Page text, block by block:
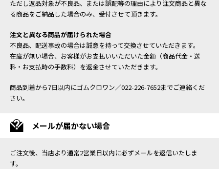
ただし返品対象が不良品、または誤配等の理由により注文商品と異な
る商品をご納品した場合のみ、受付させて頂きます。
注文と異なる商品が届けられた場合
不良品、配送事故の場合は誠意を持って交換させていただきます。
在庫が無い場合、お客様がお支払いいただいた金額（商品代金・送
料・お支払時の手数料）を返金させていただきます。
商品到着から7日以内にゴムクロワン／022-226-7652までご連絡くだ
さい。
メールが届かない場合
ご注文後、当店より通常2営業日以内に必ずメールを返信いたしま
す。